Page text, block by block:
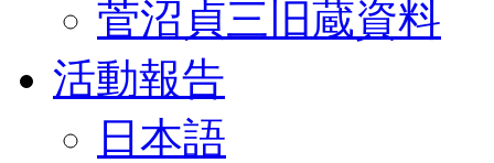
菅沼貞三旧蔵資料
活動報告
日本語